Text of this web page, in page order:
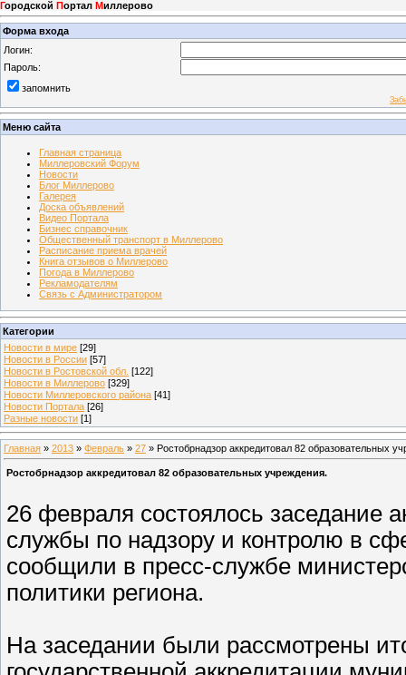
Городской Портал Миллерово
Форма входа
Логин:
Пароль:
запомнить
Меню сайта
Главная страница
Миллеровский Форум
Новости
Блог Миллерово
Галерея
Доска объявлений
Видео Портала
Бизнес справочник
Общественный транспорт в Миллерово
Расписание приема врачей
Книга отзывов о Миллерово
Погода в Миллерово
Рекламодателям
Связь с Администратором
Категории
Новости в мире [29]
Новости в России [57]
Новости в Ростовской обл. [122]
Новости в Миллерово [329]
Новости Миллеровского района [41]
Новости Портала [26]
Разные новости [1]
Главная » 2013 » Февраль » 27 » Ростобрнадзор аккредитовал 82 образовательных
Ростобрнадзор аккредитовал 82 образовательных учреждения.
26 февраля состоялось заседание
службы по надзору и контролю в
сообщили в пресс-службе
политики региона.
На заседании были рассмотрены